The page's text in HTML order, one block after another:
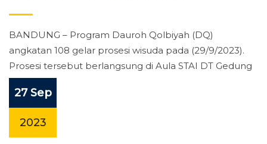
BANDUNG – Program Dauroh Qolbiyah (DQ)
angkatan 108 gelar prosesi wisuda pada (29/9/2023).
Prosesi tersebut berlangsung di Aula STAI DT Gedung
[…]
27 Sep
2023